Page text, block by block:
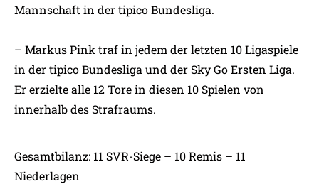
Mannschaft in der tipico Bundesliga.
– Markus Pink traf in jedem der letzten 10 Ligaspiele
in der tipico Bundesliga und der Sky Go Ersten Liga.
Er erzielte alle 12 Tore in diesen 10 Spielen von
innerhalb des Strafraums.
Gesamtbilanz: 11 SVR-Siege – 10 Remis – 11
Niederlagen